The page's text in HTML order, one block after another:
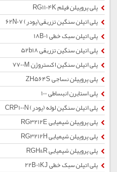
پلی پروپیلن فیلم RG1104K
پلی اتیلن سنگین تزریقی(پودر) 62N07
پلی اتیلن سبک خطی 18B01
پلی اتیلن سنگین تزریقی 52b18
پلی اتیلن سنگین اکستروژن 7700M
پلی پروپیلن نساجی ZH564S
پلی استایرن انبساطی 100
پلی اتیلن سنگین لوله (پودر) CRP100N
پلی پروپیلن شیمیایی RG3212E
پلی پروپیلن شیمیایی RG3212H
پلی پروپیلن شیمیایی RGH&R
پلی اتیلن سبک خطی 22B01KJ